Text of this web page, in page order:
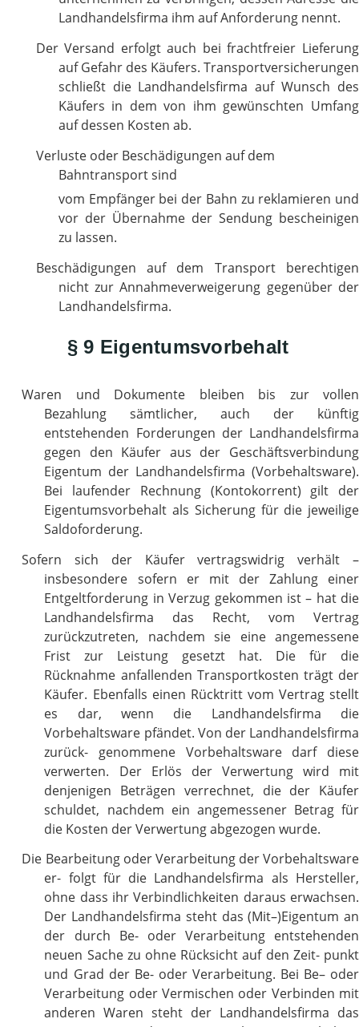
Landhandelsfirma ihm auf Anforderung nennt.
Der Versand erfolgt auch bei frachtfreier Lieferung
auf Gefahr des Käufers. Transportversicherungen
schließt die Landhandelsfirma auf Wunsch des
Käufers in dem von ihm gewünschten Umfang
auf dessen Kosten ab.
Verluste oder Beschädigungen auf dem
Bahntransport sind
vom Empfänger bei der Bahn zu reklamieren und
vor der Übernahme der Sendung bescheinigen
zu lassen.
Beschädigungen auf dem Transport berechtigen
nicht zur Annahmeverweigerung gegenüber der
Landhandelsfirma.
§ 9 Eigentumsvorbehalt
Waren und Dokumente bleiben bis zur vollen
Bezahlung sämtlicher, auch der künftig
entstehenden Forderungen der Landhandelsfirma
gegen den Käufer aus der Geschäftsverbindung
Eigentum der Landhandelsfirma (Vorbehaltsware).
Bei laufender Rechnung (Kontokorrent) gilt der
Eigentumsvorbehalt als Sicherung für die jeweilige
Saldoforderung.
Sofern sich der Käufer vertragswidrig verhält –
insbesondere sofern er mit der Zahlung einer
Entgeltforderung in Verzug gekommen ist – hat die
Landhandelsfirma das Recht, vom Vertrag
zurückzutreten, nachdem sie eine angemessene
Frist zur Leistung gesetzt hat. Die für die
Rücknahme anfallenden Transportkosten trägt der
Käufer. Ebenfalls einen Rücktritt vom Vertrag stellt
es dar, wenn die Landhandelsfirma die
Vorbehaltsware pfändet. Von der Landhandelsfirma
zurück- genommene Vorbehaltsware darf diese
verwerten. Der Erlös der Verwertung wird mit
denjenigen Beträgen verrechnet, die der Käufer
schuldet, nachdem ein angemessener Betrag für
die Kosten der Verwertung abgezogen wurde.
Die Bearbeitung oder Verarbeitung der Vorbehaltsware
er- folgt für die Landhandelsfirma als Hersteller,
ohne dass ihr Verbindlichkeiten daraus erwachsen.
Der Landhandelsfirma steht das (Mit–)Eigentum an
der durch Be- oder Verarbeitung entstehenden
neuen Sache zu ohne Rücksicht auf den Zeit- punkt
und Grad der Be- oder Verarbeitung. Bei Be– oder
Verarbeitung oder Vermischen oder Verbinden mit
anderen Waren steht der Landhandelsfirma das